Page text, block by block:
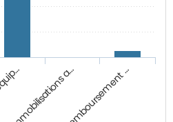
Immobilisations a…Remboursement …